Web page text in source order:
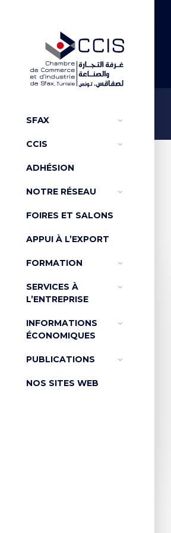
SFAX
CCIS
ADHÉSION
NOTRE RÉSEAU
FOIRES ET SALONS
APPUI À L’EXPORT
FORMATION
SERVICES À
L’ENTREPRISE
INFORMATIONS
ÉCONOMIQUES
PUBLICATIONS
NOS SITES WEB